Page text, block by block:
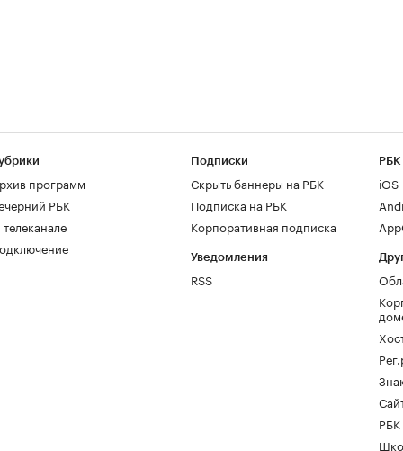
программ
РБК
Подписки
Скрыть баннеры на РБК
Подписка на РБК
Корпоративная подписка
Уведомления
RSS
РБК
iOS